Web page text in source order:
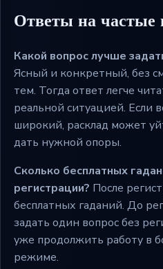
Ответы на частые
Какой вопрос лучше
Ясный и конкретный, без
тем. Тогда ответ легче
реальной ситуацией. Если
широкий, расклад может
дать нужной опоры.
Сколько бесплатных
регистрации? После
бесплатных гаданий. До
задать один вопрос без
уже продолжить работу в
режиме.